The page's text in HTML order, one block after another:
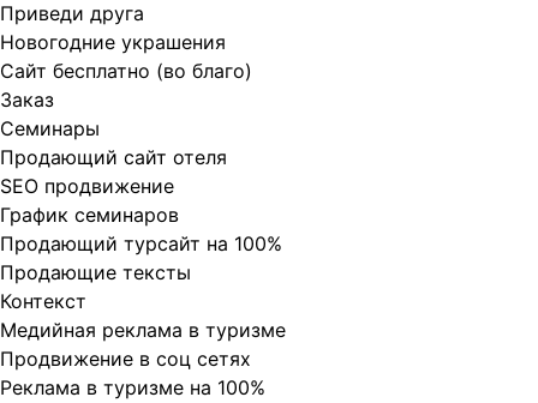
Приведи друга
Новогодние украшения
Сайт бесплатно (во благо)
Заказ
Cеминары
Продающий сайт отеля
SEO продвижение
График семинаров
Продающий турсайт на 100%
Продающие тексты
Контекст
Медийная реклама в туризме
Продвижение в соц сетях
Реклама в туризме на 100%